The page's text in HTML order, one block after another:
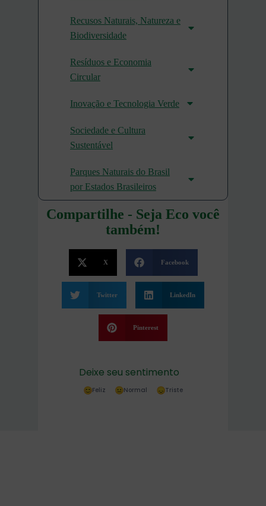
Recusos Naturais, Natureza e
Biodiversidade
Resíduos e Economia
Circular
Inovação e Tecnologia Verde
Sociedade e Cultura
Sustentável
Parques Naturais do Brasil
por Estados Brasileiros
Compartilhe - Seja Eco você
também!
X Facebook
Twitter LinkedIn
Pinterest
Deixe seu sentimento
Feliz Normal Triste